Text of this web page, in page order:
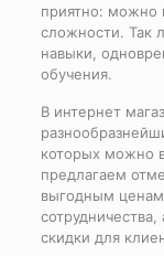
приятно: можно
сложности. Так
навыки,
обучения.
В интернет
которых можно
предлагаем
выгодным
скидки для